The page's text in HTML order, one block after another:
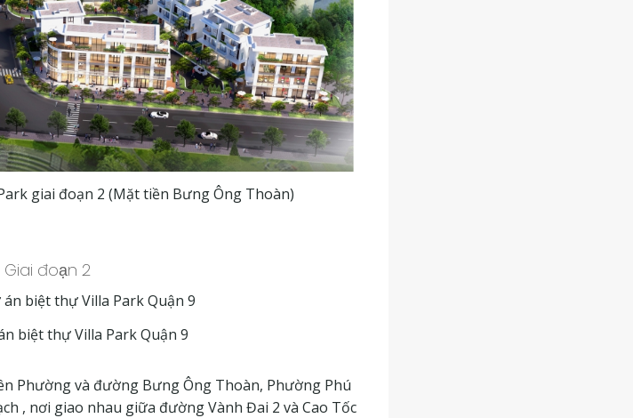
giai đoạn 2 (Mặt tiền Bưng Ông Thoàn)
Giai đoạn 2
biệt thự Villa Park Quận 9
Phường và đường Bưng Ông Thoàn, Phường Phú
, nơi giao nhau giữa đường Vành Đai 2 và Cao Tốc